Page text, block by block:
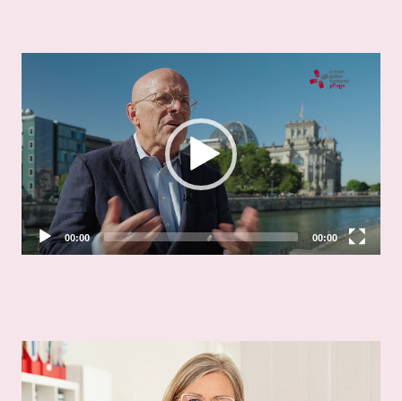
00:00 00:00